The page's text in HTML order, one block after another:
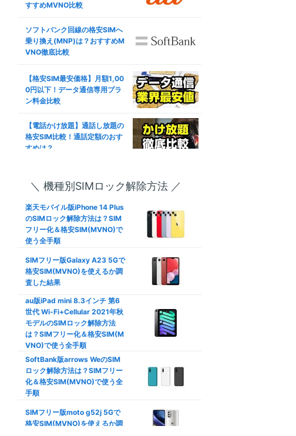
―
込)
792円
(3GB〜/税込)
証 動作未検証
ラス やや遅い
ク傘下 ソニー運営
イト
すすめMVNO比較
ソフトバンク回線の格安SIMへ
乗り換え(MNP)は？おすすめM
VNO徹底比較
【格安SIM最安価格】月額1,00
0円以下！データ通信専用プラ
ン料金比較
【電話かけ放題】通話し放題の
格安SIM比較！通話定額のおす
すめは？
安SIM徹底比較！失敗しない選
【口座振替/デビットカード】
クレジットカード不要の格安SI
M徹底比較
家族割は格安SIMでも使える？
家族向けプランおすすめ格安SI
【カウントフリー】データ無制
限使い放題の罠！制限なし格安
SIM比較
格安SIMはテザリングできな
い？docomo/au/Softbank回
線おすすめ比較
iPhone/Androidのデータ通信
量節約！ギガ不足を解消して通
＼ 機種別SIMロック解除方法 ／
楽天モバイル版iPhone 14 Plus
のSIMロック解除方法は？SIM
フリー化＆格安SIM(MVNO)で
使う全手順
SIMフリー版Galaxy A23 5Gで
格安SIM(MVNO)を使えるか調
査した結果
au版iPad mini 8.3インチ 第6
世代 Wi-Fi+Cellular 2021年秋
モデルのSIMロック解除方法
は？SIMフリー化＆格安SIM(M
VNO)で使う全手順
SoftBank版arrows WeのSIM
ロック解除方法は？SIMフリー
化＆格安SIM(MVNO)で使う全
手順
SIMフリー版moto g52j 5Gで
格安SIM(MVNO)を使えるか調